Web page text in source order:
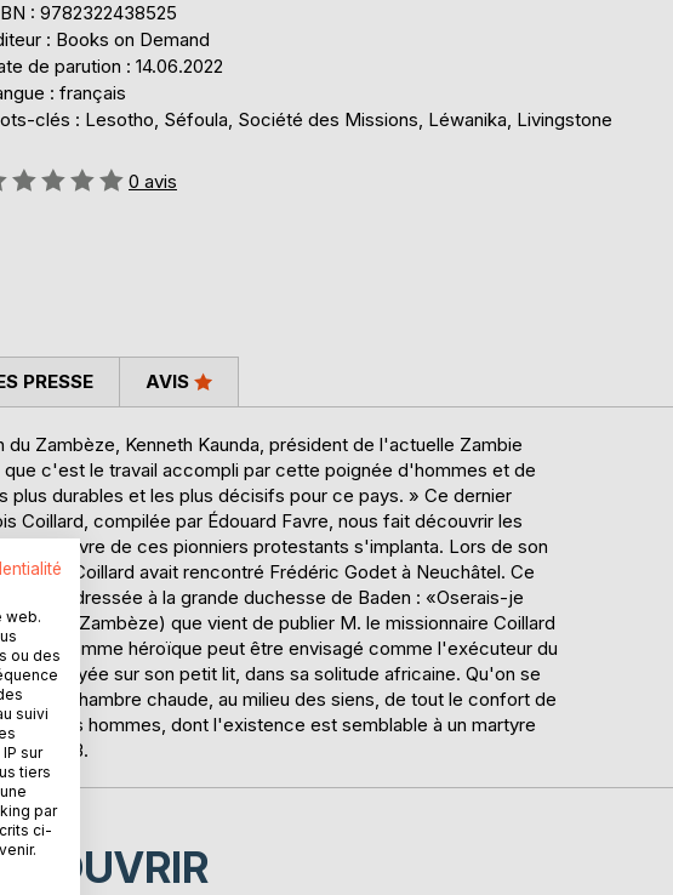
: 9782322438525
: Books on Demand
de parution : 14.06.2022
: français
clés : Lesotho, Séfoula, Société des Missions, Léwanika, Livingstone
0 avis
Zambèze, Kenneth Kaunda, président de l'actuelle Zambie
c'est le travail accompli par cette poignée d'hommes et de
durables et les plus décisifs pour ce pays. » Ce dernier
Coillard, compilée par Édouard Favre, nous fait découvrir les
l'oeuvre de ces pionniers protestants s'implanta. Lors de son
Coillard avait rencontré Frédéric Godet à Neuchâtel. Ce
lettre adressée à la grande duchesse de Baden : «Oserais-je
le Haut-Zambèze) que vient de publier M. le missionnaire Coillard
Cet homme héroïque peut être envisagé comme l'exécuteur du
appuyée sur son petit lit, dans sa solitude africaine. Qu'on se
sa chambre chaude, au milieu des siens, de tout le confort de
de ces hommes, dont l'existence est semblable à un martyre
de 1913.
PRESSE AVIS
web.
ou des
suivi
sur
tiers
par
ci-